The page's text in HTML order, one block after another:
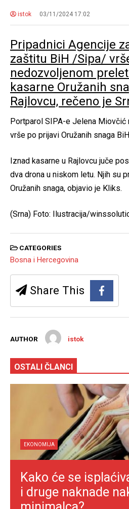
istok 03/11/2024 17:02
Pripadnici Agencije
zaštitu BiH /Sipa/
nedozvoljenom
kasarne Oružanih
Rajlovcu, rečeno je
Portparol SIPA-e Jelena Miovčić
vrše po prijavi Oružanih snaga
Iznad kasarne u Rajlovcu juče
dva drona u niskom letu. Njih su
Oružanih snaga, objavio je Kliks.
(Srna) Foto: Ilustracija/
CATEGORIES
Bosna i Hercegovina
Share This
AUTHOR istok
OSTALI ČLANCI
EKONOMIJA
Kako će se
i druge naknade